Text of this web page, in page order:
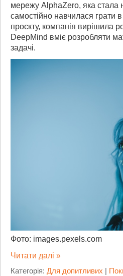
мережу AlphaZero, яка
самостійно навчилася грати
проєкту, компанія вирішила
DeepMind вміє розробляти
задачі.
Фото: images.pexels.com
Читати далі »
Категорія: Для допитливих